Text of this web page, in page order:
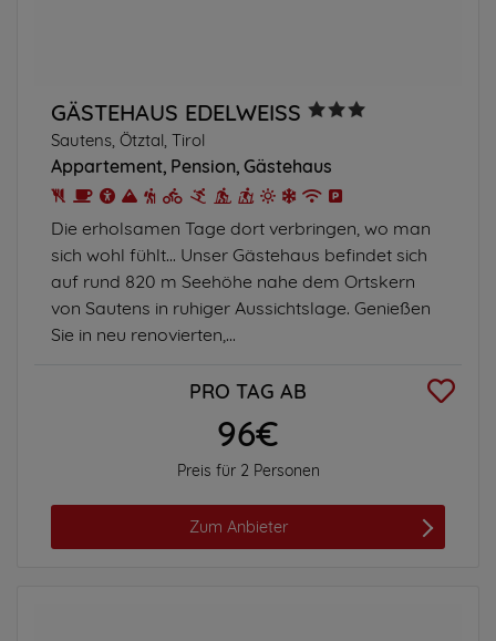
GÄSTEHAUS EDELWEISS
Sautens, Ötztal, Tirol
Appartement Pension Gästehaus
Die erholsamen Tage dort verbringen, wo man
sich wohl fühlt... Unser Gästehaus befindet sich
auf rund 820 m Seehöhe nahe dem Ortskern
von Sautens in ruhiger Aussichtslage. Genießen
Sie in neu renovierten,...
PRO TAG AB
96€
Preis für 2 Personen
Zum Anbieter